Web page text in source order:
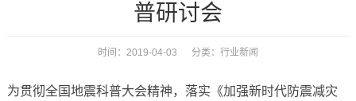
普研讨会
时间：2019-04-03 分类： 行业新闻
为贯彻全国地震科普大会精神，落实《加强新时代防震减灾